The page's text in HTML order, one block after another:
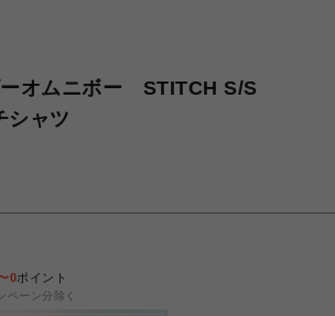
オムニボー STITCH S/S
シャツ
0ポイント
ペーン分除く